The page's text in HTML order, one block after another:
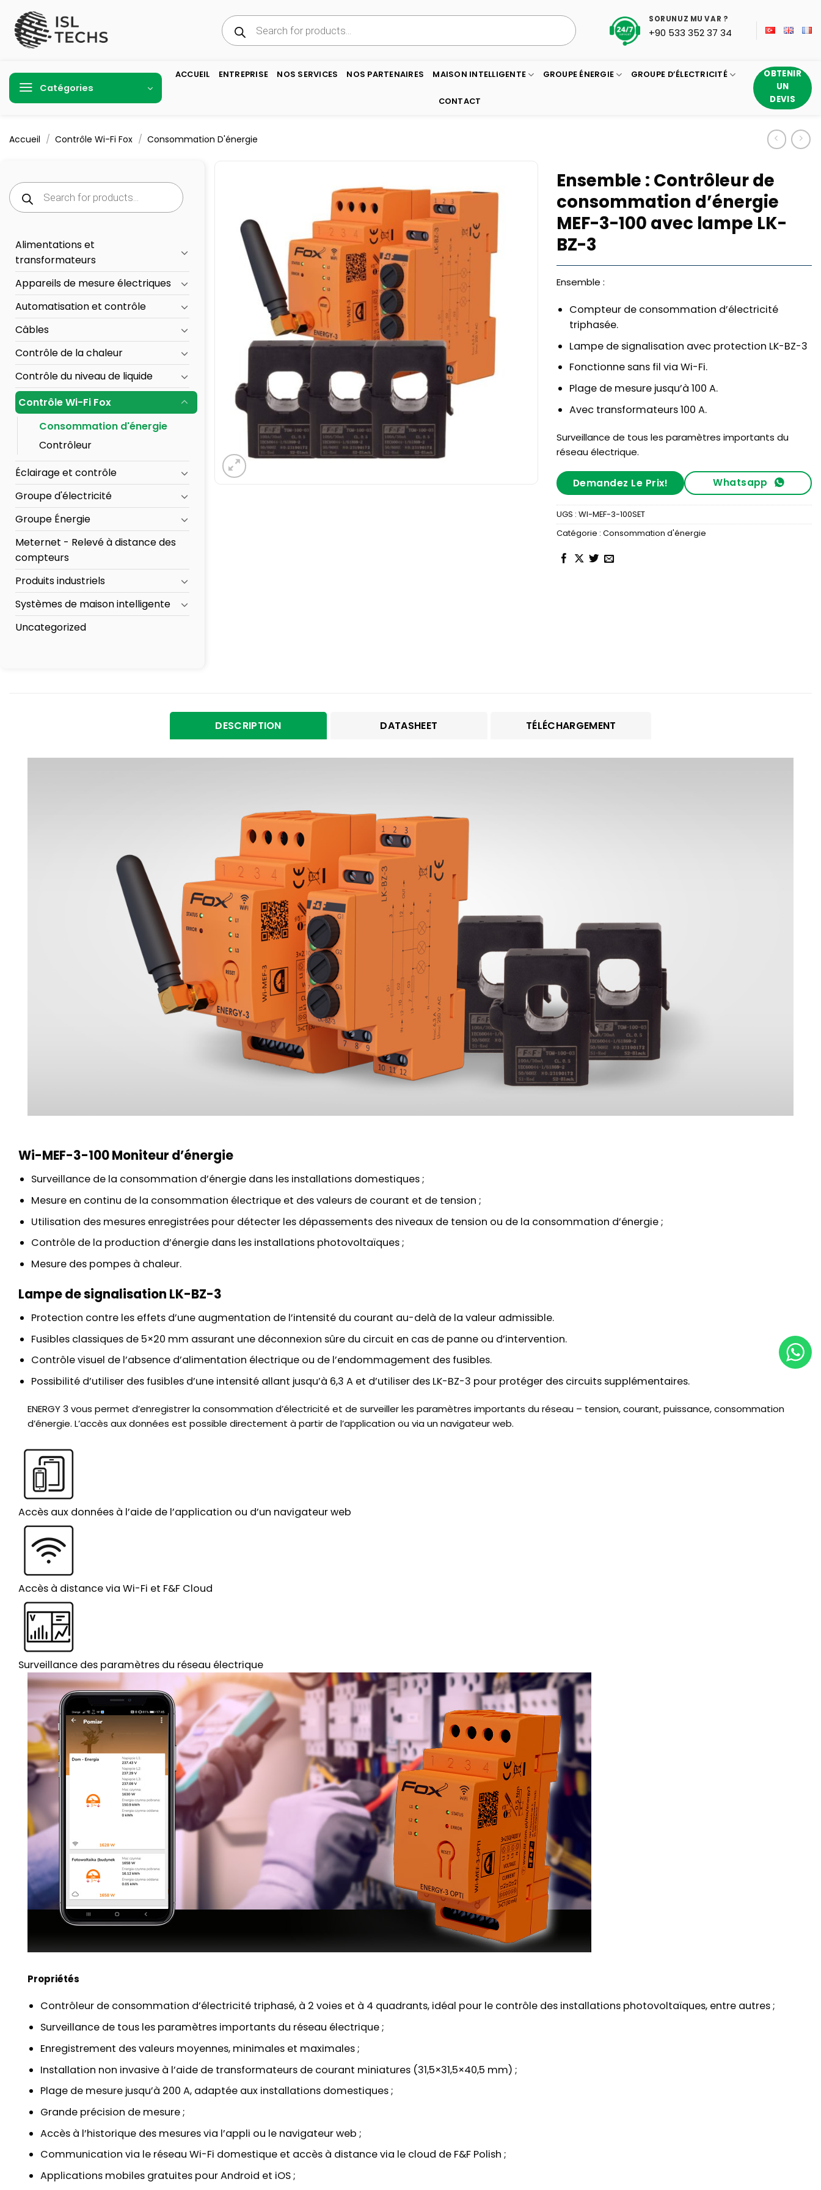
contenu
Recherche
de
produits
SORUNUZ MU VAR ?
+90 533 352 37 34
Catégories
ACCUEIL ENTREPRISE NOS SERVICES NOS PARTENAIRES MAISON INTELLIGENTE GROUPE ÉNERGIE GROUPE D’ÉLECTRICITÉ
CONTACT
OBTENIR
UN
DEVIS
Accueil / Contrôle Wi-Fi Fox / Consommation D'énergie
Ensemble : Contrôleur de
consommation d’énergie
MEF-3-100 avec lampe LK-
BZ-3
Ensemble :
Compteur de consommation d’électricité
triphasée.
Lampe de signalisation avec protection LK-BZ-3
Fonctionne sans fil via Wi-Fi.
Plage de mesure jusqu’à 100 A.
Avec transformateurs 100 A.
Surveillance de tous les paramètres importants du
réseau électrique.
Demandez Le Prix! Whatsapp
UGS : WI-MEF-3-100SET
Catégorie : Consommation d'énergie
Recherche
de
produits
Alimentations et
transformateurs
Appareils de mesure électriques
Automatisation et contrôle
Câbles
Contrôle de la chaleur
Contrôle du niveau de liquide
Contrôle Wi-Fi Fox
Consommation d'énergie
Contrôleur
Éclairage et contrôle
Groupe d'électricité
Groupe Énergie
Meternet - Relevé à distance des
compteurs
Produits industriels
Systèmes de maison intelligente
Uncategorized
DESCRIPTION DATASHEET TÉLÉCHARGEMENT
Wi-MEF-3-100 Moniteur d’énergie
Surveillance de la consommation d’énergie dans les installations domestiques ;
Mesure en continu de la consommation électrique et des valeurs de courant et de tension ;
Utilisation des mesures enregistrées pour détecter les dépassements des niveaux de tension ou de la consommation d’énergie ;
Contrôle de la production d’énergie dans les installations photovoltaïques ;
Mesure des pompes à chaleur.
Lampe de signalisation LK-BZ-3
Protection contre les effets d’une augmentation de l’intensité du courant au-delà de la valeur admissible.
Fusibles classiques de 5×20 mm assurant une déconnexion sûre du circuit en cas de panne ou d’intervention.
Contrôle visuel de l’absence d’alimentation électrique ou de l’endommagement des fusibles.
Possibilité d’utiliser des fusibles d’une intensité allant jusqu’à 6,3 A et d’utiliser des LK-BZ-3 pour protéger des circuits supplémentaires.
ENERGY 3 vous permet d’enregistrer la consommation d’électricité et de surveiller les paramètres importants du réseau – tension, courant, puissance, consommation
d’énergie. L’accès aux données est possible directement à partir de l’application ou via un navigateur web.
Accès aux données à l’aide de l’application ou d’un navigateur web
Accès à distance via Wi-Fi et F&F Cloud
Surveillance des paramètres du réseau électrique
Propriétés
Contrôleur de consommation d’électricité triphasé, à 2 voies et à 4 quadrants, idéal pour le contrôle des installations photovoltaïques, entre autres ;
Surveillance de tous les paramètres importants du réseau électrique ;
Enregistrement des valeurs moyennes, minimales et maximales ;
Installation non invasive à l’aide de transformateurs de courant miniatures (31,5×31,5×40,5 mm) ;
Plage de mesure jusqu’à 200 A, adaptée aux installations domestiques ;
Grande précision de mesure ;
Accès à l’historique des mesures via l’appli ou le navigateur web ;
Communication via le réseau Wi-Fi domestique et accès à distance via le cloud de F&F Polish ;
Applications mobiles gratuites pour Android et iOS ;